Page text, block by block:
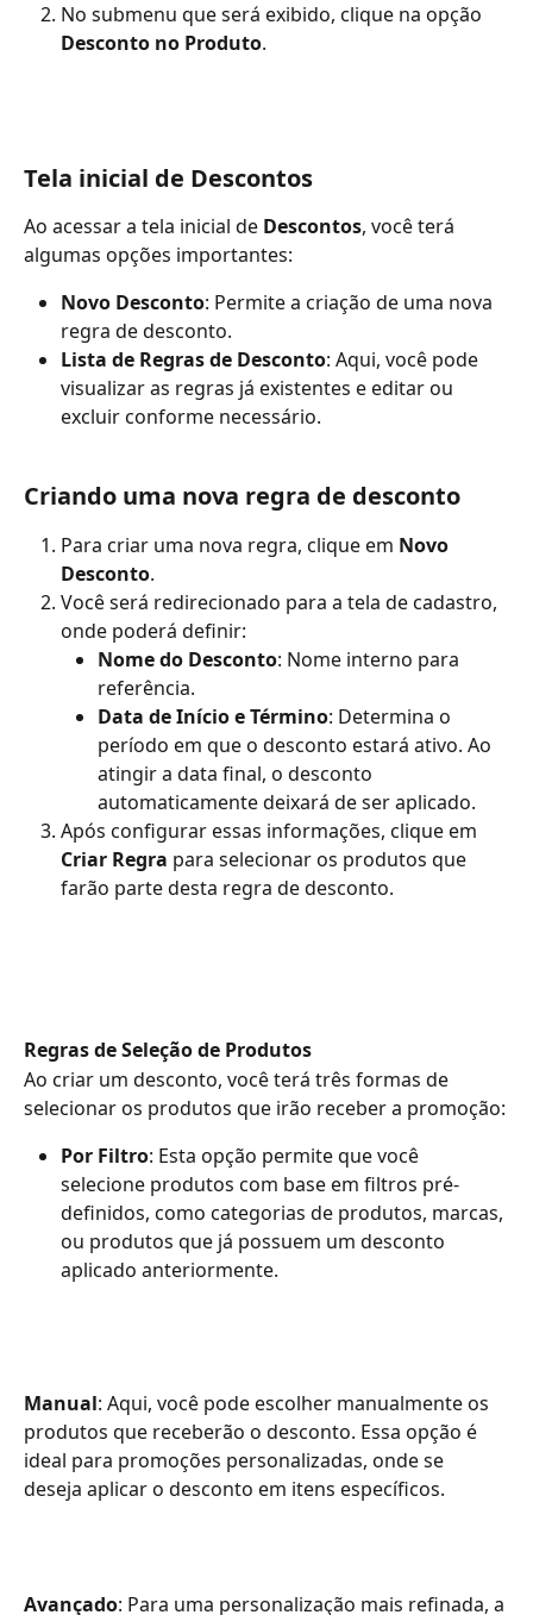
No submenu que será exibido, clique na opção
Desconto no Produto.
Tela inicial de Descontos
Ao acessar a tela inicial de Descontos, você terá
algumas opções importantes:
Novo Desconto: Permite a criação de uma nova
regra de desconto.
Lista de Regras de Desconto: Aqui, você pode
visualizar as regras já existentes e editar ou
excluir conforme necessário.
Criando uma nova regra de desconto
Para criar uma nova regra, clique em Novo
Desconto.
Você será redirecionado para a tela de cadastro,
onde poderá definir:
Nome do Desconto: Nome interno para
referência.
Data de Início e Término: Determina o
período em que o desconto estará ativo. Ao
atingir a data final, o desconto
automaticamente deixará de ser aplicado.
Após configurar essas informações, clique em
Criar Regra para selecionar os produtos que
farão parte desta regra de desconto.
Regras de Seleção de Produtos
Ao criar um desconto, você terá três formas de
selecionar os produtos que irão receber a promoção:
Por Filtro: Esta opção permite que você
selecione produtos com base em filtros pré-
definidos, como categorias de produtos, marcas,
ou produtos que já possuem um desconto
aplicado anteriormente.
Manual: Aqui, você pode escolher manualmente os
produtos que receberão o desconto. Essa opção é
ideal para promoções personalizadas, onde se
deseja aplicar o desconto em itens específicos.
Avançado: Para uma personalização mais refinada, a